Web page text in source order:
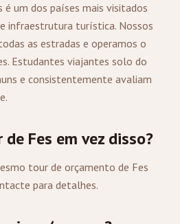
é um dos países mais visitados
infraestrutura turística. Nossos
as estradas e operamos o
Estudantes viajantes solo do
e consistentemente avaliam
de Fes em vez disso?
tour de orçamento de Fes
para detalhes.